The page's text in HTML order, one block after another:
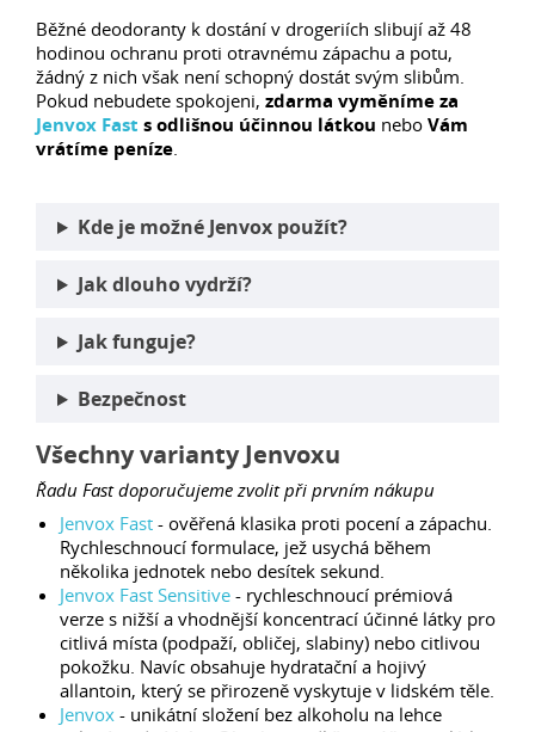
Běžné deodoranty k dostání v drogeriích slibují až 48
hodinou ochranu proti otravnému zápachu a potu,
žádný z nich však není schopný dostát svým slibům.
Pokud nebudete spokojeni, zdarma vyměníme za
Jenvox Fast s odlišnou účinnou látkou nebo Vám
vrátíme peníze.
Kde je možné Jenvox použít?
Jak dlouho vydrží?
Jak funguje?
Bezpečnost
Všechny varianty Jenvoxu
Řadu Fast doporučujeme zvolit při prvním nákupu
Jenvox Fast - ověřená klasika proti pocení a zápachu.
Rychleschnoucí formulace, jež usychá během
několika jednotek nebo desítek sekund.
Jenvox Fast Sensitive - rychleschnoucí prémiová
verze s nižší a vhodnější koncentrací účinné látky pro
citlivá místa (podpaží, obličej, slabiny) nebo citlivou
pokožku. Navíc obsahuje hydratační a hojivý
allantoin, který se přirozeně vyskytuje v lidském těle.
Jenvox - unikátní složení bez alkoholu na lehce